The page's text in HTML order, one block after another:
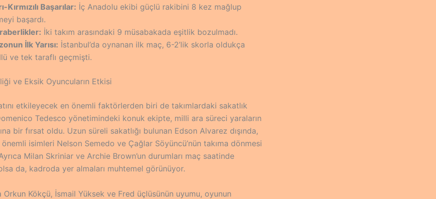
Kırmızılı Başarılar: İç Anadolu ekibi güçlü rakibini 8 kez mağlup
başardı.
İki takım arasındaki 9 müsabakada eşitlik bozulmadı.
İlk Yarısı: İstanbul’da oynanan ilk maç, 6-2’lik skorla oldukça
ve tek taraflı geçmişti.
ve Eksik Oyuncuların Etkisi
etkileyecek en önemli faktörlerden biri de takımlardaki sakatlık
Tedesco yönetimindeki konuk ekipte, milli ara süreci yaraların
bir fırsat oldu. Uzun süreli sakatlığı bulunan Edson Alvarez dışında,
önemli isimleri Nelson Semedo ve Çağlar Söyüncü’nün takıma dönmesi
Milan Skriniar ve Archie Brown’un durumları maç saatinde
da, kadroda yer almaları muhtemel görünüyor.
Orkun Kökçü, İsmail Yüksek ve Fred üçlüsünün uyumu, oyunun